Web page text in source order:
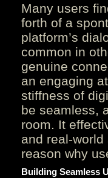
Many users
forth of a
platform’s
common in
genuine
an engaging
stiffness of
be seamless,
room. It
and real-
reason why
Building Seamless